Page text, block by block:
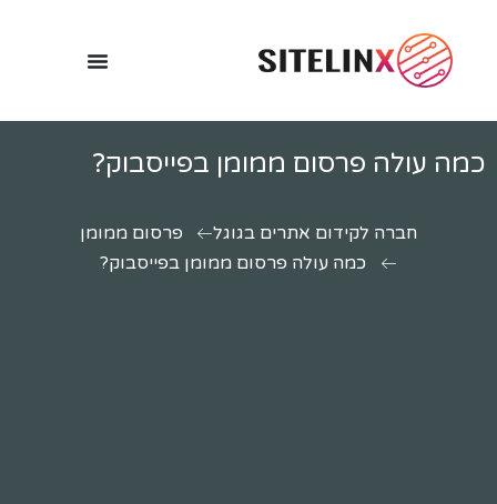
כמה עולה פרסום ממומן בפייסבוק?
חברה לקידום אתרים בגוגל
פרסום ממומן
כמה עולה פרסום ממומן בפייסבוק?